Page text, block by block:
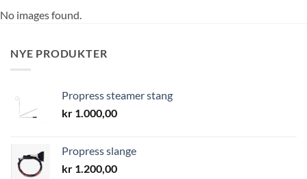
No images found.
NYE PRODUKTER
Propress steamer stang
kr 1.000,00
Propress slange
kr 1.200,00